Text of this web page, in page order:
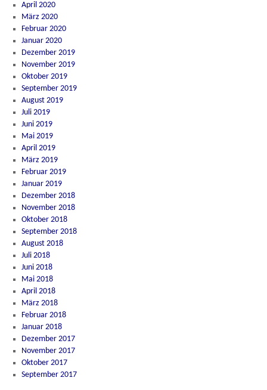
April 2020
März 2020
Februar 2020
Januar 2020
Dezember 2019
November 2019
Oktober 2019
September 2019
August 2019
Juli 2019
Juni 2019
Mai 2019
April 2019
März 2019
Februar 2019
Januar 2019
Dezember 2018
November 2018
Oktober 2018
September 2018
August 2018
Juli 2018
Juni 2018
Mai 2018
April 2018
März 2018
Februar 2018
Januar 2018
Dezember 2017
November 2017
Oktober 2017
September 2017